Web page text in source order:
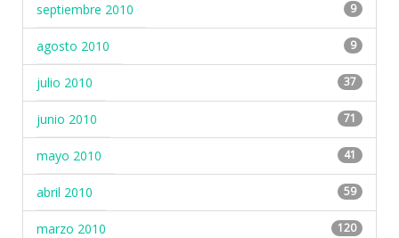
septiembre 2010 9
agosto 2010 9
julio 2010 37
junio 2010 71
mayo 2010 41
abril 2010 59
marzo 2010 120